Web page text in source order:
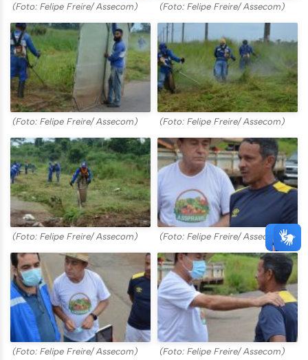
(Foto: Felipe Freire/ Assecom) (Foto: Felipe Freire/ Assecom)
(Foto: Felipe Freire/ Assecom) (Foto: Felipe Freire/ Assecom)
(Foto: Felipe Freire/ Assecom) (Foto: Felipe Freire/ Assecom)
(Foto: Felipe Freire/ Assecom) (Foto: Felipe Freire/ Assecom)